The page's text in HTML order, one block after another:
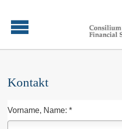
Kontakt
Vorname, Name: *